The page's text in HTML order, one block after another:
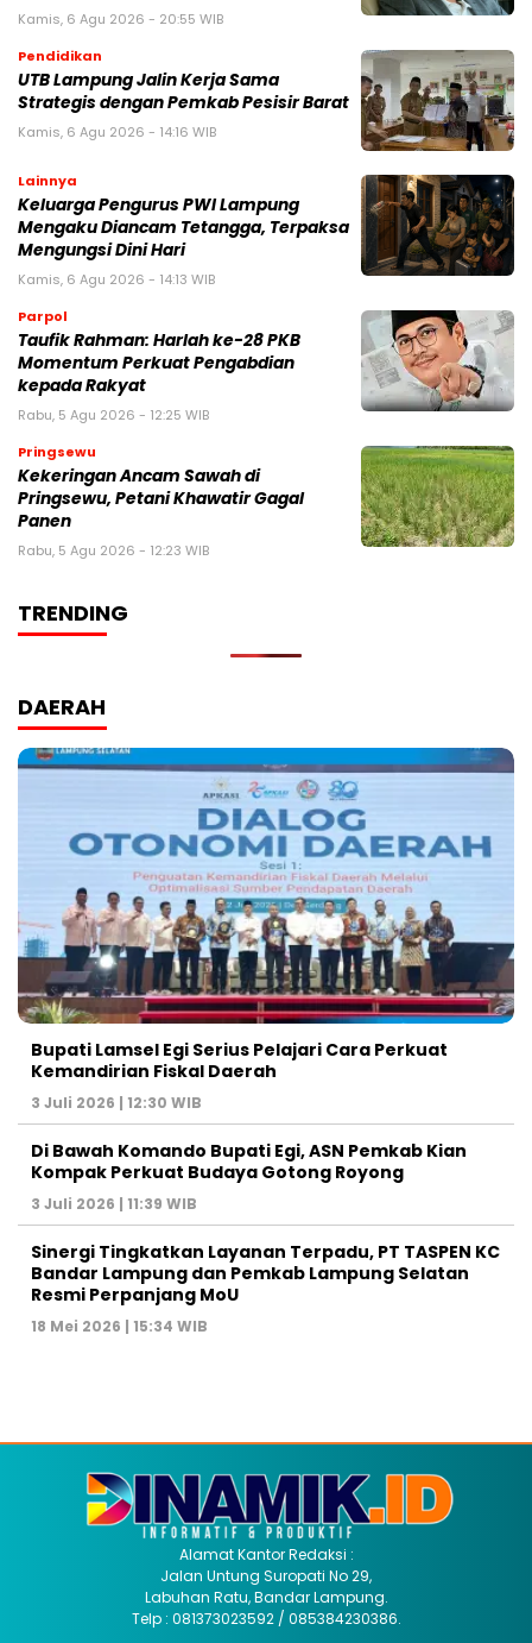
Kamis, 6 Agu 2026 - 20:55 WIB
Pendidikan
UTB Lampung Jalin Kerja Sama
Strategis dengan Pemkab Pesisir Barat
Kamis, 6 Agu 2026 - 14:16 WIB
Lainnya
Keluarga Pengurus PWI Lampung
Mengaku Diancam Tetangga, Terpaksa
Mengungsi Dini Hari
Kamis, 6 Agu 2026 - 14:13 WIB
Parpol
Taufik Rahman: Harlah ke-28 PKB
Momentum Perkuat Pengabdian
kepada Rakyat
Rabu, 5 Agu 2026 - 12:25 WIB
Pringsewu
Kekeringan Ancam Sawah di
Pringsewu, Petani Khawatir Gagal
Panen
Rabu, 5 Agu 2026 - 12:23 WIB
TRENDING
DAERAH
Bupati Lamsel Egi Serius Pelajari Cara Perkuat
Kemandirian Fiskal Daerah
3 Juli 2026 | 12:30 WIB
Di Bawah Komando Bupati Egi, ASN Pemkab Kian
Kompak Perkuat Budaya Gotong Royong
3 Juli 2026 | 11:39 WIB
Sinergi Tingkatkan Layanan Terpadu, PT TASPEN KC
Bandar Lampung dan Pemkab Lampung Selatan
Resmi Perpanjang MoU
18 Mei 2026 | 15:34 WIB
Alamat Kantor Redaksi :
Jalan Untung Suropati No 29,
Labuhan Ratu, Bandar Lampung.
Telp : 081373023592 / 085384230386.